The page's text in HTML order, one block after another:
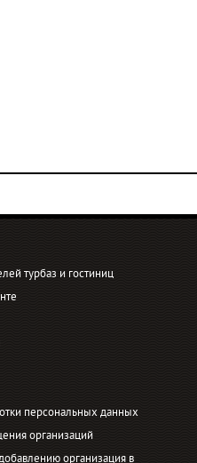
турбаз и гостиниц
персональных данных
организаций
организация в